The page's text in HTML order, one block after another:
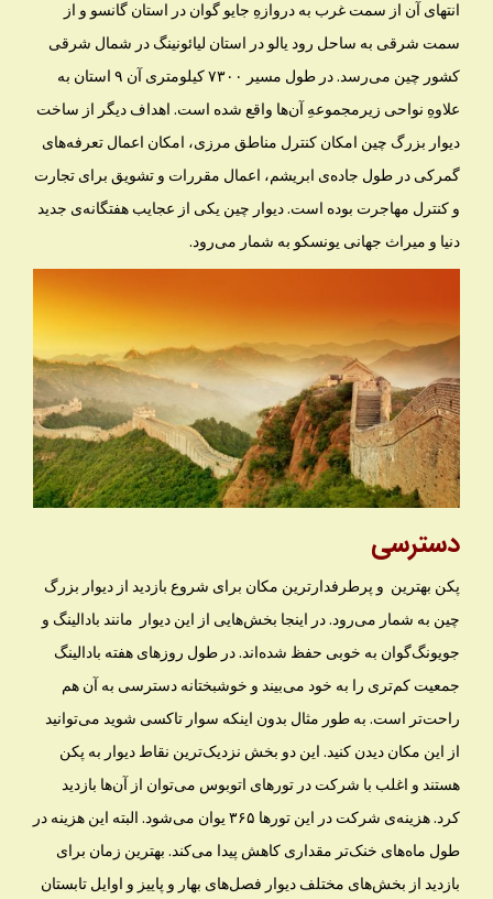
انتهای آن از سمت غرب به دروازه‌ِ جایو گوان در استان گانسو و از
سمت شرقی به ساحل رود یالو در استان لیائونینگ در شمال شرقی
کشور چین می‌رسد. در طول مسیر ۷۳۰۰ کیلومتری آن ۹ استان به
علاوه‌ِ نواحی زیرمجموعه‌ِ آن‌ها واقع شده است. اهداف دیگر از ساخت
دیوار بزرگ چین امکان کنترل مناطق مرزی، امکان اعمال تعرفه‌های
گمرکی در طول جاده‌ی ابریشم، اعمال مقررات و تشویق برای تجارت
و کنترل مهاجرت بوده است. دیوار چین یکی از عجایب هفتگانه‌ی جدید
دنیا و میراث جهانی یونسکو به شمار می‌رود.
دسترسی
پکن بهترین و پرطرفدارترین مکان برای شروع بازدید از دیوار بزرگ
چین به شمار می‌رود. در اینجا بخش‌هایی از این دیوار مانند بادالینگ و
جویونگ‌گوان به خوبی حفظ شده‌اند. در طول روزهای هفته بادالینگ
جمعیت کم‌تری را به خود می‌بیند و خوشبختانه دسترسی به آن هم
راحت‌تر است. به طور مثال بدون اینکه سوار تاکسی شوید می‌توانید
از این مکان دیدن کنید. این دو بخش نزدیک‌ترین نقاط دیوار به پکن
هستند و اغلب با شرکت در تورهای اتوبوس می‌توان از آن‌ها بازدید
کرد. هزینه‌ی شرکت در این تورها ۳۶۵ یوان می‌شود. البته این هزینه در
طول ماه‌های خنک‌تر مقداری کاهش پیدا می‌کند. بهترین زمان برای
بازدید از بخش‌های مختلف دیوار فصل‌های بهار و پاییز و اوایل تابستان